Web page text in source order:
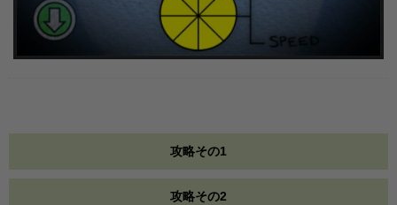
攻略その1
攻略その2